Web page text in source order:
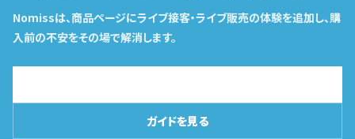
Nomissは、商品ページにライブ接客・ライブ販売の体験を追加し、購
入前の不安をその場で解消します。
ガイドを見る